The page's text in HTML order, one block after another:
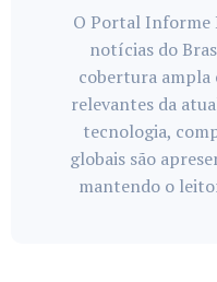
O Portal Informe
notícias do
cobertura ampla
relevantes da
tecnologia,
globais são
mantendo o